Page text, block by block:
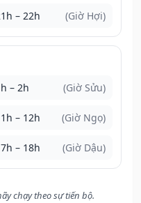
– 22h (Giờ Hợi)
– 2h (Giờ Sửu)
– 12h (Giờ Ngọ)
– 18h (Giờ Dậu)
chạy theo sự tiến bộ.